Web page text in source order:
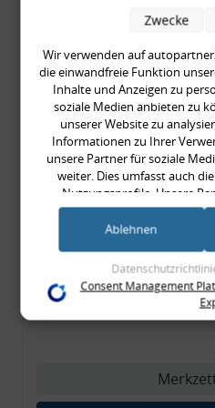
Zum
Blinker,
Cabrio,
Wir verwenden auf
die einwandfreie Funktion
Inhalte und Anzeigen zu
soziale Medien anbieten zu
unserer Website zu
Informationen zu Ihrer
unsere Partner für soziale
weiter. Dies umfasst auch
Nutzungsprofile. Unsere
Products) führen diese
weiteren Daten zusammen, die
im Rahmen Ihrer Nutzung
(bspw. Nutzungsdaten anderer
Nutzung von Cookies und
widerrufen, indem Sie auf
unten klicken und dort die
Zwecke der
Zwecke
Ablehnen
Consent Management